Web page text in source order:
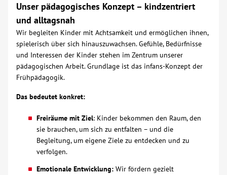
Über uns
Veranstaltungen
Spenden
Mitmachen
Karriere
Ausbildung
Unser pädagogisches Konzept – kindzentriert
und alltagsnah
Wir begleiten Kinder mit Achtsamkeit und ermöglichen ihnen,
spielerisch über sich hinauszuwachsen. Gefühle, Bedürfnisse
und Interessen der Kinder stehen im Zentrum unserer
pädagogischen Arbeit. Grundlage ist das infans-Konzept der
Frühpädagogik.
Das bedeutet konkret:
Freiräume mit Ziel: Kinder bekommen den Raum, den
sie brauchen, um sich zu entfalten – und die
Begleitung, um eigene Ziele zu entdecken und zu
verfolgen.
Emotionale Entwicklung: Wir fördern gezielt